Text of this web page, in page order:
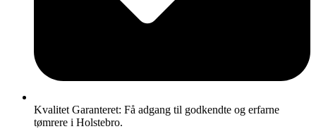
Kvalitet Garanteret: Få adgang til godkendte og erfarne
tømrere i Holstebro.